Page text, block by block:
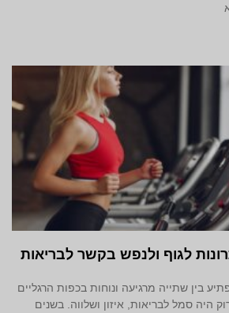
לגוף ולנפש בקשר לבריאות
בין שתייה מרגיעה ונוחות בכפות הרגליים
היה סמל לבריאות, איזון ושלווה. בשנים